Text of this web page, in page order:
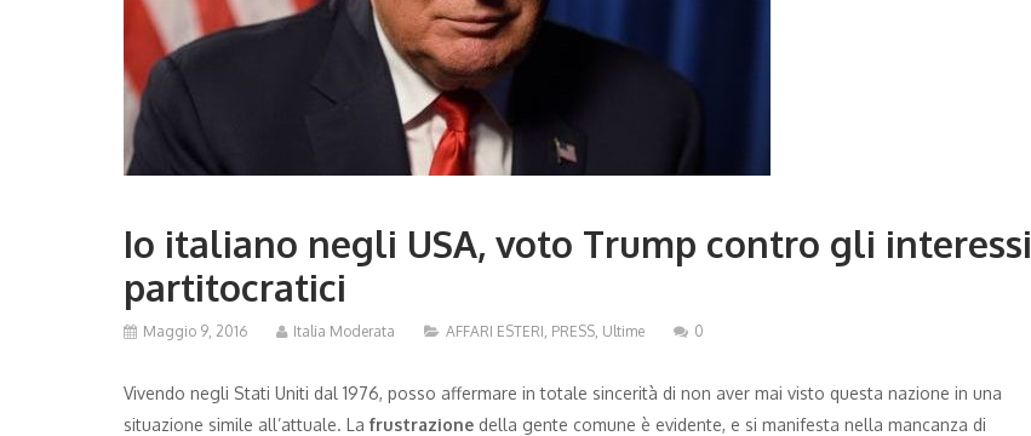
Io italiano negli USA, voto Trump contro gli interessi
partitocratici
Maggio 9, 2016 Italia Moderata AFFARI ESTERI, PRESS, Ultime 0
Vivendo negli Stati Uniti dal 1976, posso affermare in totale sincerità di non aver mai visto questa nazione in una
situazione simile all’attuale. La frustrazione della gente comune è evidente, e si manifesta nella mancanza di